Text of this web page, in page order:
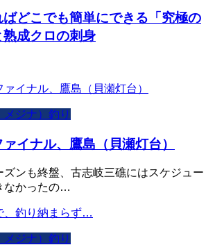
ばどこでも簡単にできる「究極の
熟成クロの刺身
メジナ）釣り
イナル、鷹島（貝瀬灯台）
ズンも終盤、古志岐三礁にはスケジュー
なかったの…
メジナ）釣り